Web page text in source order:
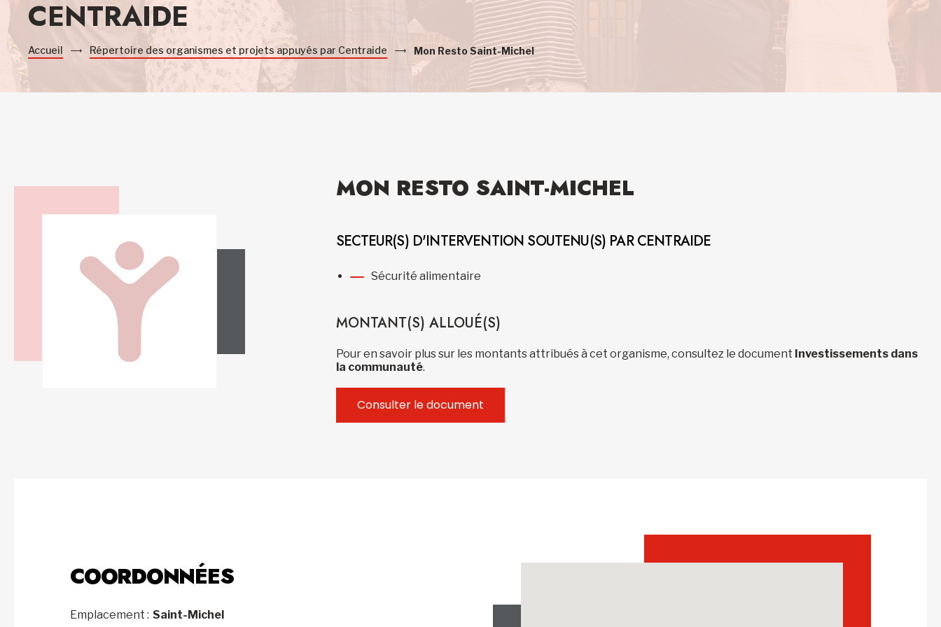
CENTRAIDE
Accueil Répertoire des organismes et projets appuyés par Centraide Mon Resto Saint-Michel
MON RESTO SAINT-MICHEL
SECTEUR(S) D'INTERVENTION SOUTENU(S) PAR CENTRAIDE
Sécurité alimentaire
MONTANT(S) ALLOUÉ(S)
Pour en savoir plus sur les montants attribués à cet organisme, consultez le document Investissements dans
la communauté.
Consulter le document
COORDONNÉES
Emplacement : Saint-Michel